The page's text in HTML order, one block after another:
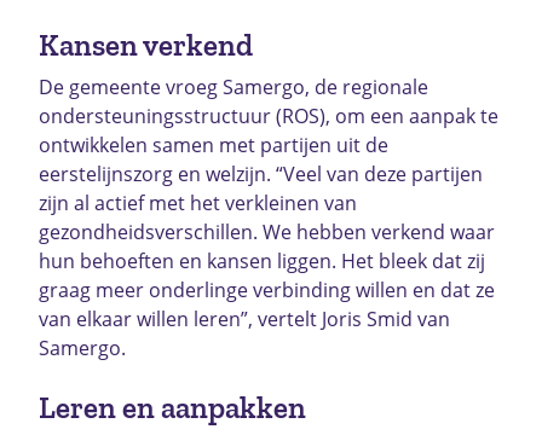
Kansen verkend
De gemeente vroeg Samergo, de regionale
ondersteuningsstructuur (ROS), om een aanpak te
ontwikkelen samen met partijen uit de
eerstelijnszorg en welzijn. “Veel van deze partijen
zijn al actief met het verkleinen van
gezondheidsverschillen. We hebben verkend waar
hun behoeften en kansen liggen. Het bleek dat zij
graag meer onderlinge verbinding willen en dat ze
van elkaar willen leren”, vertelt Joris Smid van
Samergo.
Leren en aanpakken